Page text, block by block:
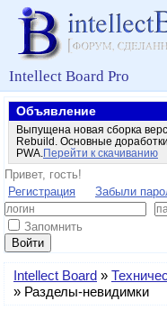
Intellect Board Pro
Объявление
Выпущена новая сборка
Rebuild. Основные
PWA. Перейти к скачиванию
Привет, гость!
Регистрация
Забыли
Запомнить
Войти
Intellect Board »
» Разделы-невидимки